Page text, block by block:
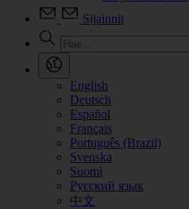
Sijainnit
English
Deutsch
Español
Français
Português (Brazil)
Svenska
Suomi
Русский язык
中文